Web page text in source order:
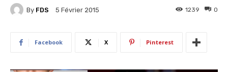
By FDS 5 Février 2015 0
1239
Facebook X Pinterest